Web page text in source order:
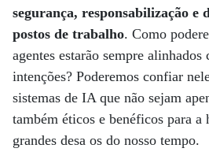
segurança, responsabilização e
postos de trabalho. Como
agentes estarão sempre alinhados
intenções? Poderemos confiar
sistemas de IA que não sejam
também éticos e benéficos para a
grandes desa os do nosso tempo.